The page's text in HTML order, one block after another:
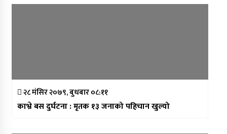
२८ मंसिर २०७९, बुधबार ०८:११
काभ्रे बस दुर्घटना : मृतक १३ जनाको पहिचान खुल्यो